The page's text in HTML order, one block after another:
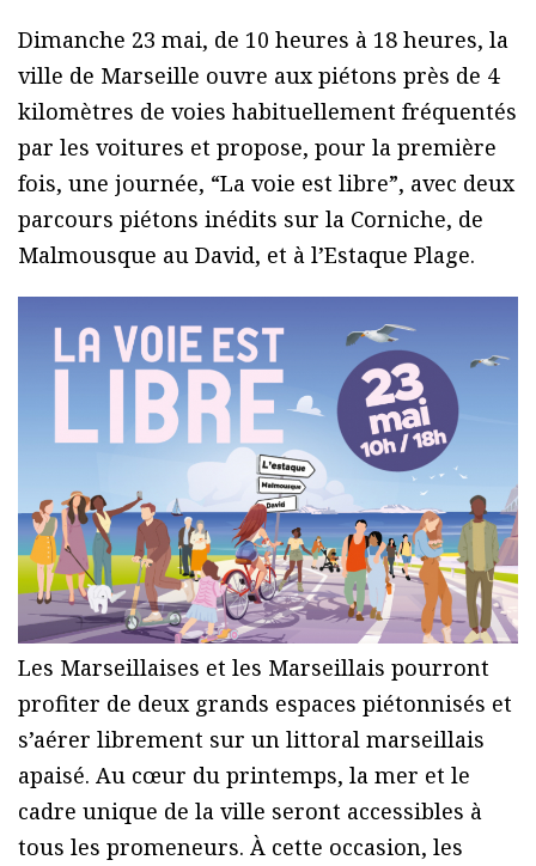
Dimanche 23 mai, de 10 heures à 18 heures, la
ville de Marseille ouvre aux piétons près de 4
kilomètres de voies habituellement fréquentés
par les voitures et propose, pour la première
fois, une journée, “La voie est libre”, avec deux
parcours piétons inédits sur la Corniche, de
Malmousque au David, et à l’Estaque Plage.
Les Marseillaises et les Marseillais pourront
profiter de deux grands espaces piétonnisés et
s’aérer librement sur un littoral marseillais
apaisé. Au cœur du printemps, la mer et le
cadre unique de la ville seront accessibles à
tous les promeneurs. À cette occasion, les